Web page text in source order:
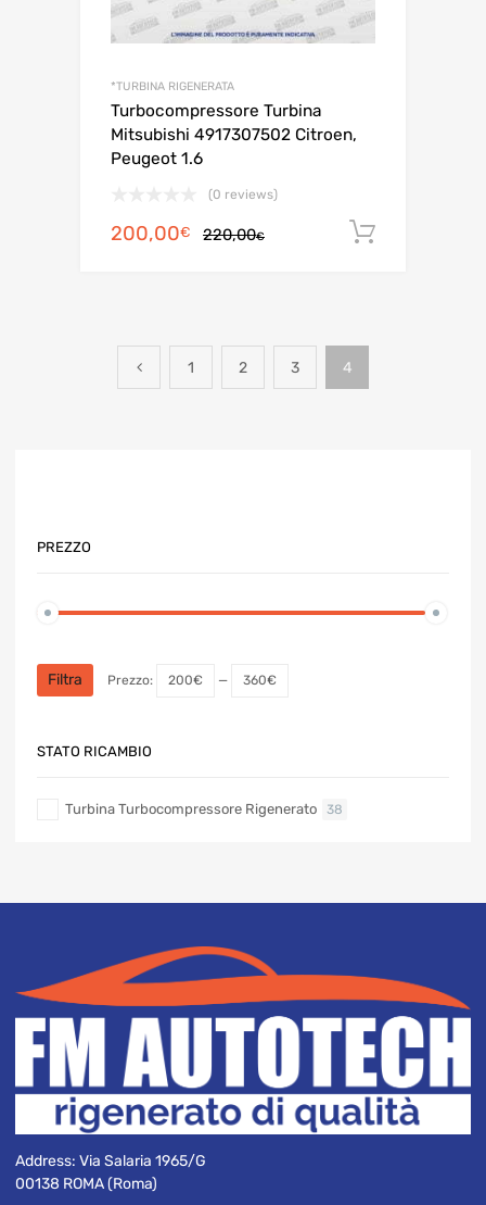
*TURBINA RIGENERATA
Turbocompressore Turbina
Mitsubishi 4917307502 Citroen,
Peugeot 1.6
(0 reviews)
220,00€Il
220,00€.
200,00€
Il
200,00€.
1 2 3 4
PREZZO
Min
Max
Filtra Prezzo: 200€ — 360€
STATO RICAMBIO
Turbina Turbocompressore Rigenerato 38
Address: Via Salaria 1965/G
00138 ROMA (Roma)